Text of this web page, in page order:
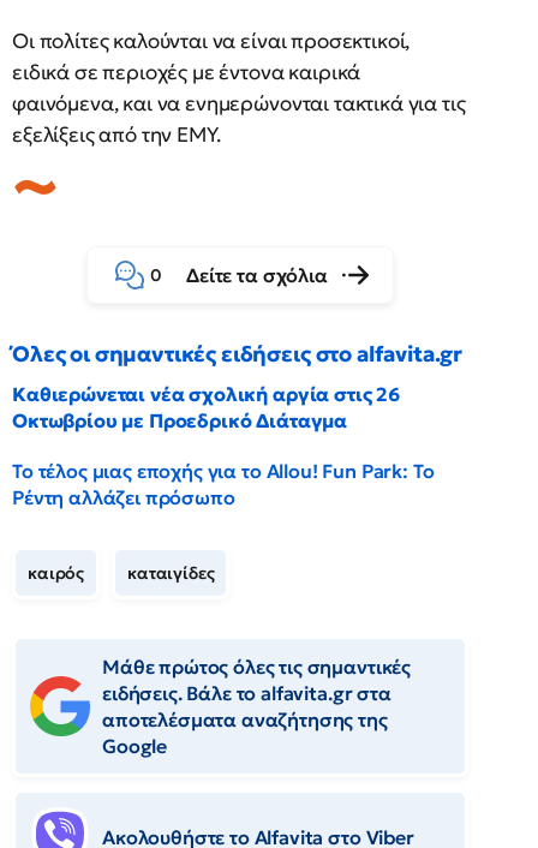
Οι πολίτες καλούνται να είναι προσεκτικοί,
ειδικά σε περιοχές με έντονα καιρικά
φαινόμενα, και να ενημερώνονται τακτικά για τις
εξελίξεις από την ΕΜΥ.
0 Δείτε τα σχόλια
Όλες οι σημαντικές ειδήσεις στο alfavita.gr
Καθιερώνεται νέα σχολική αργία στις 26
Οκτωβρίου με Προεδρικό Διάταγμα
Το τέλος μιας εποχής για το Allou! Fun Park: Το
Ρέντη αλλάζει πρόσωπο
καιρός καταιγίδες
Μάθε πρώτος όλες τις σημαντικές
ειδήσεις. Βάλε το alfavita.gr στα
αποτελέσματα αναζήτησης της
Google
Ακολουθήστε το Αlfavita στο Viber